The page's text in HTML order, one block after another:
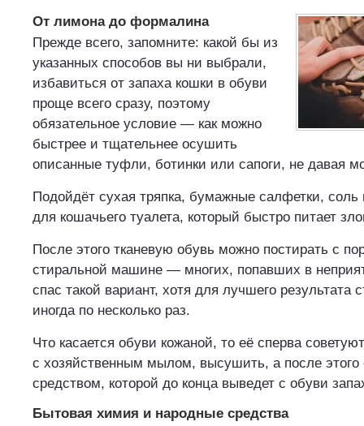
От лимона до формалина
Прежде всего, запомните: какой бы из
указанных способов вы ни выбрали,
избавиться от запаха кошки в обуви
проще всего сразу, поэтому
обязательное условие — как можно
быстрее и тщательнее осушить
описанные туфли, ботинки или сапоги, не давая
Подойдёт сухая тряпка, бумажные салфетки, соль
для кошачьего туалета, который быстро питает
После этого тканевую обувь можно постирать с
стиральной машине — многих, попавших в
спас такой вариант, хотя для лучшего результата
иногда по несколько раз.
Что касается обуви кожаной, то её сперва
с хозяйственным мылом, высушить, а после этого
средством, которой до конца выведет с обуви
Бытовая химия и народные средства